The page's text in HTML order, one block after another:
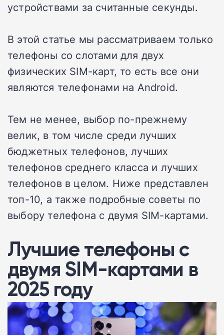
устройствами за считанные секунды.
В этой статье мы рассматриваем только
телефоны со слотами для двух
физических SIM-карт, то есть все они
являются телефонами на Android.
Тем не менее, выбор по-прежнему
велик, в том числе среди лучших
бюджетных телефонов, лучших
телефонов среднего класса и лучших
телефонов в целом. Ниже представлен
топ-10, а также подробные советы по
выбору телефона с двумя SIM-картами.
Лучшие телефоны с
двумя SIM-картами в
2025 году